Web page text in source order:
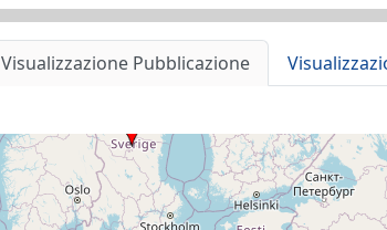
Visualizzazione Pubblicazione